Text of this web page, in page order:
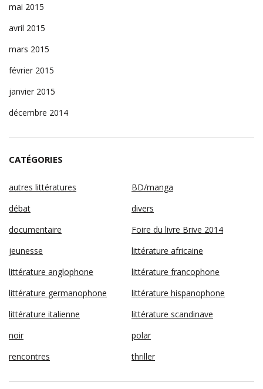
mai 2015
avril 2015
mars 2015
février 2015
janvier 2015
décembre 2014
CATÉGORIES
autres littératures
BD/manga
débat
divers
documentaire
Foire du livre Brive 2014
jeunesse
littérature africaine
littérature anglophone
littérature francophone
littérature germanophone
littérature hispanophone
littérature italienne
littérature scandinave
noir
polar
rencontres
thriller